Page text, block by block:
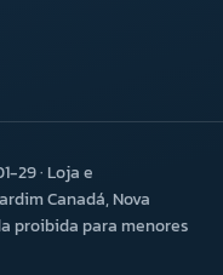
29 · Loja e
Canadá, Nova
proibida para menores